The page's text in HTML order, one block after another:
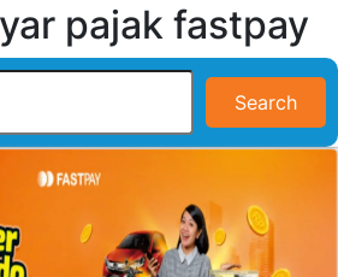
pajak fastpay
Search